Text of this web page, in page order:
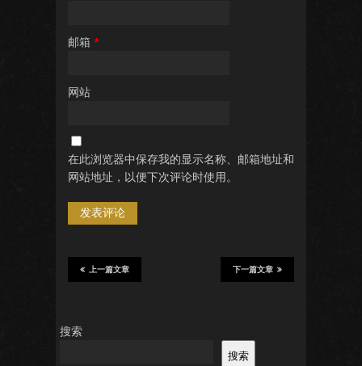
邮箱 *
网站
在此浏览器中保存我的显示名称、邮箱地址和
网站地址，以便下次评论时使用。
下一篇文章
上一篇文章
搜索
搜索